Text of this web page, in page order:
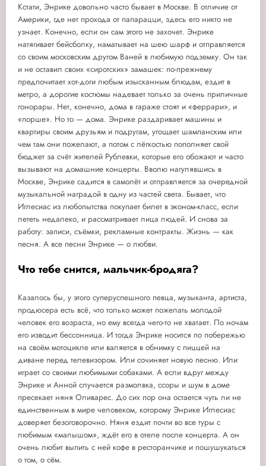
Кстати, Энрике довольно часто бывает в Москве. В отличие от
Америки, где нет прохода от папарацци, здесь его никто не
узнает. Конечно, если он сам этого не захочет. Энрике
натягивает бейсболку, наматывает на шею шарф и отправляется
со своим московским другом Ваней в любимую подземку. Он так
и не оставил своих «сиротских» замашек: по-прежнему
предпочитает хот-доги любым изысканным блюдам, ездит в
метро, а дорогие костюмы надевает только за очень приличные
гонорары. Нет, конечно, дома в гараже стоят и «феррари», и
«порше». Но то — дома. Энрике раздаривает машины и
квартиры своим друзьям и подругам, угощает шампанским или
чем там они пожелают, а потом с лёгкостью пополняет свой
бюджет за счёт жителей Рублевки, которые его обожают и часто
вызывают на домашние концерты. Вволю нагулявшись в
Москве, Энрике садится в самолёт и отправляется за очередной
музыкальной наградой в одну из частей света. Бывает, что
Иглесиас из любопытства покупает билет в эконом-класс, если
лететь недалеко, и рассматривает лица людей. И снова за
работу: записи, съёмки, рекламные контракты. Жизнь — как
песня. А все песни Энрике — о любви.
Что тебе снится, мальчик-бродяга?
Казалось бы, у этого суперуспешного певца, музыканта, артиста,
продюсера есть всё, что только может пожелать молодой
человек его возраста, но ему всегда чего-то не хватает. По ночам
его изводит бессонница. И тогда Энрике носится по побережью
на своём мотоцикле или валяется в обнимку с пиццей на
диване перед телевизором. Или сочиняет новую песню. Или
играет со своими любимыми собаками. А если вдруг между
Энрике и Анной случается размолвка, ссоры и шум в доме
пресекает няня Оливарес. До сих пор она остается чуть ли не
единственным в мире человеком, которому Энрике Иглесиас
доверяет безоговорочно. Няня ездит почти во все туры с
любимым «малышом», ждёт его в отеле после концерта. А он
очень любит выпить с ней кофе в ресторанчике и пошушукаться
о том, о сём.